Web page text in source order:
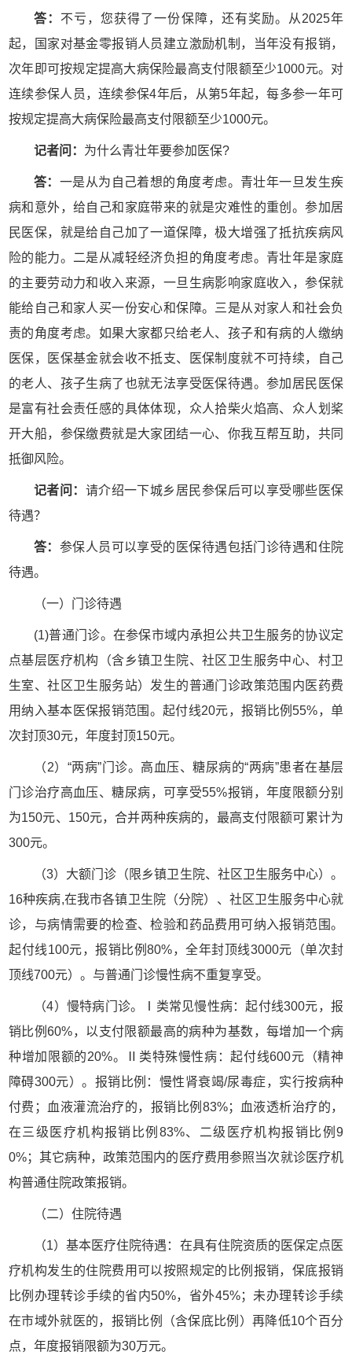
答： 不亏，您获得了一份保障，还有奖励。从2025年
起，国家对基金零报销人员建立激励机制，当年没有报销，
次年即可按规定提高大病保险最高支付限额至少1000元。对
连续参保人员，连续参保4年后，从第5年起，每多参一年可
按规定提高大病保险最高支付限额至少1000元。
记者问： 为什么青壮年要参加医保?
答： 一是从为自己着想的角度考虑。青壮年一旦发生疾
病和意外，给自己和家庭带来的就是灾难性的重创。参加居
民医保，就是给自己加了一道保障，极大增强了抵抗疾病风
险的能力。二是从减轻经济负担的角度考虑。青壮年是家庭
的主要劳动力和收入来源，一旦生病影响家庭收入，参保就
能给自己和家人买一份安心和保障。三是从对家人和社会负
责的角度考虑。如果大家都只给老人、孩子和有病的人缴纳
医保，医保基金就会收不抵支、医保制度就不可持续，自己
的老人、孩子生病了也就无法享受医保待遇。参加居民医保
是富有社会责任感的具体体现，众人拾柴火焰高、众人划桨
开大船，参保缴费就是大家团结一心、你我互帮互助，共同
抵御风险。
记者问： 请介绍一下城乡居民参保后可以享受哪些医保
待遇？
答： 参保人员可以享受的医保待遇包括门诊待遇和住院
待遇。
（一）门诊待遇
(1)普通门诊。在参保市域内承担公共卫生服务的协议定
点基层医疗机构（含乡镇卫生院、社区卫生服务中心、村卫
生室、社区卫生服务站）发生的普通门诊政策范围内医药费
用纳入基本医保报销范围。起付线20元，报销比例55%，单
次封顶30元，年度封顶150元。
（2）“两病”门诊。高血压、糖尿病的“两病”患者在基层
门诊治疗高血压、糖尿病，可享受55%报销，年度限额分别
为150元、150元，合并两种疾病的，最高支付限额可累计为
300元。
（3）大额门诊（限乡镇卫生院、社区卫生服务中心）。
16种疾病,在我市各镇卫生院（分院）、社区卫生服务中心就
诊，与病情需要的检查、检验和药品费用可纳入报销范围。
起付线100元，报销比例80%，全年封顶线3000元（单次封
顶线700元）。与普通门诊慢性病不重复享受。
（4）慢特病门诊。Ⅰ类常见慢性病：起付线300元，报
销比例60%，以支付限额最高的病种为基数，每增加一个病
种增加限额的20%。Ⅱ类特殊慢性病：起付线600元（精神
障碍300元）。报销比例：慢性肾衰竭/尿毒症，实行按病种
付费；血液灌流治疗的，报销比例83%；血液透析治疗的，
在三级医疗机构报销比例83%、二级医疗机构报销比例9
0%；其它病种，政策范围内的医疗费用参照当次就诊医疗机
构普通住院政策报销。
（二）住院待遇
（1）基本医疗住院待遇：在具有住院资质的医保定点医
疗机构发生的住院费用可以按照规定的比例报销，保底报销
比例办理转诊手续的省内50%，省外45%；未办理转诊手续
在市域外就医的，报销比例（含保底比例）再降低10个百分
点，年度报销限额为30万元。